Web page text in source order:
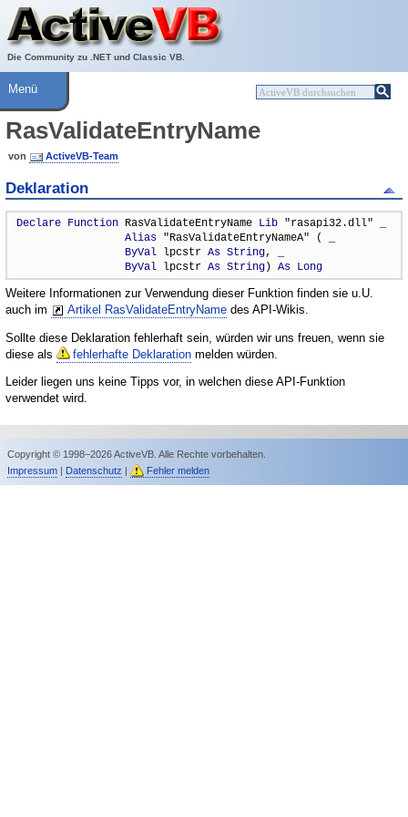
Die Community zu .NET und Classic VB.
Über ActiveVB
Hilfe
Menü
RasValidateEntryName
von ActiveVB-Team
Deklaration
Declare Function RasValidateEntryName Lib "rasapi32.dll" _
Alias "RasValidateEntryNameA" ( _
ByVal lpcstr As String, _
ByVal lpcstr As String) As Long
Weitere Informationen zur Verwendung dieser Funktion finden sie u.U.
auch im
Artikel RasValidateEntryName des API-Wikis.
Sollte diese Deklaration fehlerhaft sein, würden wir uns freuen, wenn sie
diese als
fehlerhafte Deklaration melden würden.
Leider liegen uns keine Tipps vor, in welchen diese API-Funktion
verwendet wird.
Copyright © 1998–2026 ActiveVB. Alle Rechte vorbehalten.
Impressum| Datenschutz | Fehler melden